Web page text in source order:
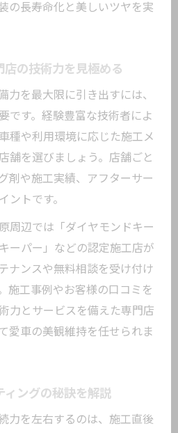
の長寿命化と美しいツヤを実
店の技術力を見極める
力を最大限に引き出すには、
です。経験豊富な技術者によ
種や利用環境に応じた施工メ
舗を選びましょう。店舗ごと
剤や施工実績、アフターサー
ントです。
周辺では「ダイヤモンドキー
ーパー」などの認定施工店が
ナンスや無料相談を受け付け
施工事例やお客様の口コミを
力とサービスを備えた専門店
愛車の美観維持を任せられま
ィングの秘訣を解説
力を左右するのは、施工直後